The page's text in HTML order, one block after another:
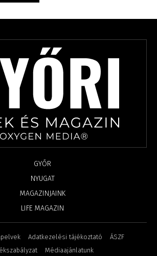
GYŐR
NYUGAT
MAGAZINJAINK
LIFE MAGAZIN
Adatkezelési tájékoztató
ÁSZF
Médiaajánlatunk